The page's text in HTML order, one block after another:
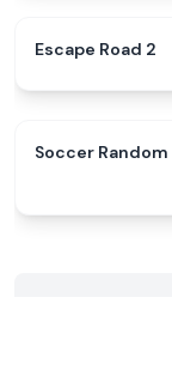
Escape Road 2
Soccer Random